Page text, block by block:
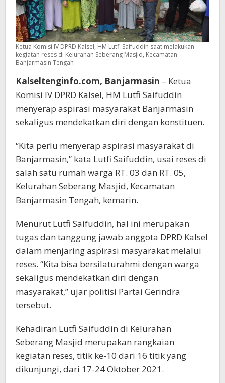
Ketua Komisi IV DPRD Kalsel, HM Lutfi Saifuddin saat melakukan
kegiatan reses di Kelurahan Seberang Masjid, Kecamatan
Banjarmasin Tengah
Kalseltenginfo.com, Banjarmasin – Ketua
Komisi IV DPRD Kalsel, HM Lutfi Saifuddin
menyerap aspirasi masyarakat Banjarmasin
sekaligus mendekatkan diri dengan konstituen.
“Kita perlu menyerap aspirasi masyarakat di
Banjarmasin,” kata Lutfi Saifuddin, usai reses di
salah satu rumah warga RT. 03 dan RT. 05,
Kelurahan Seberang Masjid, Kecamatan
Banjarmasin Tengah, kemarin.
Menurut Lutfi Saifuddin, hal ini merupakan
tugas dan tanggung jawab anggota DPRD Kalsel
dalam menjaring aspirasi masyarakat melalui
reses. “Kita bisa bersilaturahmi dengan warga
sekaligus mendekatkan diri dengan
masyarakat,” ujar politisi Partai Gerindra
tersebut.
Kehadiran Lutfi Saifuddin di Kelurahan
Seberang Masjid merupakan rangkaian
kegiatan reses, titik ke-10 dari 16 titik yang
dikunjungi, dari 17-24 Oktober 2021.